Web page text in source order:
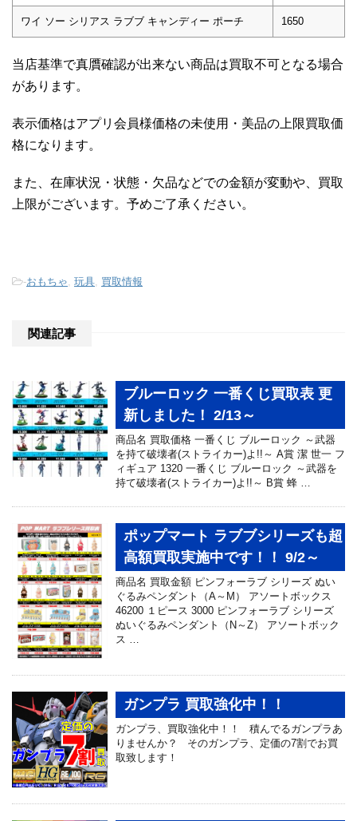
ワイ ソー シリアス ラブブ キャンディー ポーチ 1650
当店基準で真贋確認が出来ない商品は買取不可となる場合
があります。
表示価格はアプリ会員様価格の未使用・美品の上限買取価
格になります。
また、在庫状況・状態・欠品などでの金額が変動や、買取
上限がございます。予めご了承ください。
-おもちゃ 玩具 買取情報
関連記事
ブルーロック 一番くじ買取表 更
新しました！ 2/13～
商品名 買取価格 一番くじ ブルーロック ～武器
を持て破壊者(ストライカー)よ!!～ A賞 潔 世一 フ
ィギュア 1320 一番くじ ブルーロック ～武器を
持て破壊者(ストライカー)よ!!～ B賞 蜂 …
ポップマート ラブブシリーズも超
高額買取実施中です！！ 9/2～
商品名 買取金額 ピンフォーラブ シリーズ ぬい
ぐるみペンダント（A～M） アソートボックス
46200 １ピース 3000 ピンフォーラブ シリーズ
ぬいぐるみペンダント（N～Z） アソートボック
ス …
ガンプラ 買取強化中！！
ガンプラ、買取強化中！！ 積んでるガンプラあ
りませんか？ そのガンプラ、定価の7割でお買
取致します！